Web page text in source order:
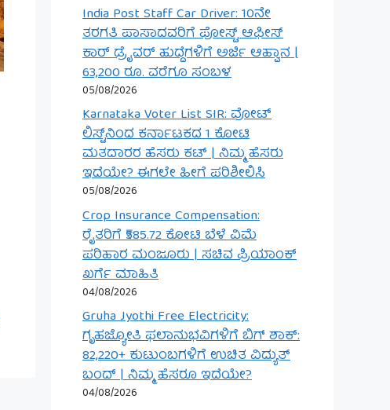
India Post Staff Car Driver: 10ನೇ
ತರಗತಿ ಪಾಸಾದವರಿಗೆ ಪೋಸ್ಟ್ ಆಫೀಸ್
ಕಾರ್ ಡ್ರೈವರ್ ಹುದ್ದೆಗಳಿಗೆ ಅರ್ಜಿ ಆಹ್ವಾನ |
63,200 ರೂ. ವರೆಗೂ ಸಂಬಳ
05/08/2026
Karnataka Voter List SIR: ವೋಟ್
ಲಿಸ್ಟ್‌ನಿಂದ ಕರ್ನಾಟಕದ 1 ಕೋಟಿ
ಮತದಾರರ ಹೆಸರು ಕಟ್ | ನಿಮ್ಮ ಹೆಸರು
ಇದೆಯೇ? ಈಗಲೇ ಹೀಗೆ ಪರಿಶೀಲಿಸಿ
05/08/2026
Crop Insurance Compensation:
ರೈತರಿಗೆ ₹585.72 ಕೋಟಿ ಬೆಳೆ ವಿಮೆ
ಪರಿಹಾರ ಮಂಜೂರು | ಸಚಿವ ಪ್ರಿಯಾಂಕ್
ಖರ್ಗೆ ಮಾಹಿತಿ
04/08/2026
Gruha Jyothi Free Electricity:
ಗೃಹಜ್ಯೋತಿ ಫಲಾನುಭವಿಗಳಿಗೆ ಬಿಗ್ ಶಾಕ್:
82,220+ ಕುಟುಂಬಗಳಿಗೆ ಉಚಿತ ವಿದ್ಯುತ್
ಬಂದ್ | ನಿಮ್ಮ ಹೆಸರೂ ಇದೆಯೇ?
04/08/2026